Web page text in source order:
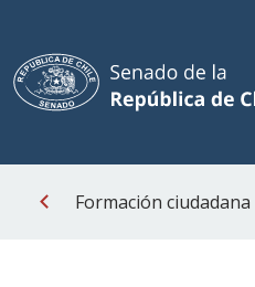
Formación ciudadana